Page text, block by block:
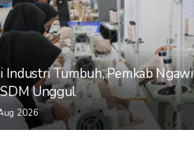
Industri Tumbuh, Pemkab Ngawi
Unggul
2026